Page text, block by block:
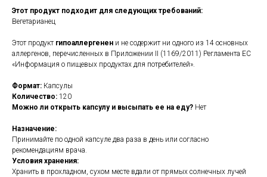
Этот продукт подходит для следующих требований:
Вегетарианец
Этот продукт гипоаллергенен и не содержит ни одного из 14 основных
аллергенов, перечисленных в Приложении II (1169/2011) Регламента ЕС
«Информация о пищевых продуктах для потребителей».
Формат: Капсулы
Количество: 120
Можно ли открыть капсулу и высыпать ее на еду? Нет
Назначение:
Принимайте по одной капсуле два раза в день или согласно
рекомендациям врача.
Условия хранения:
Хранить в прохладном, сухом месте вдали от прямых солнечных лучей